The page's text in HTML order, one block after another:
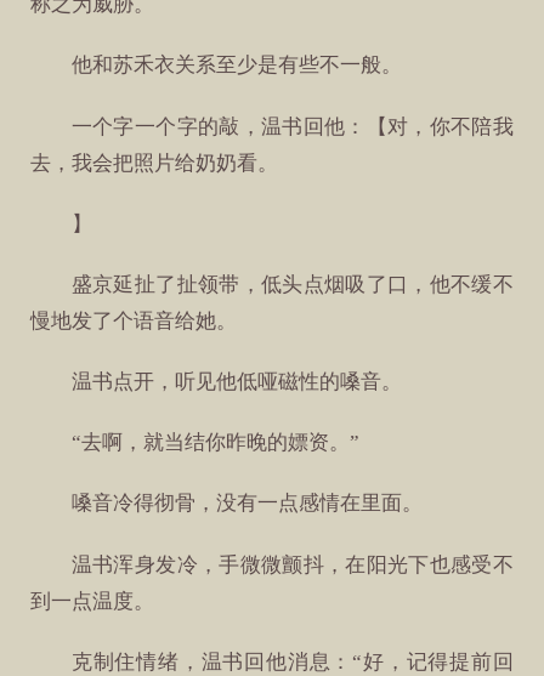
他和苏禾衣关系至少是有些不一般。
一个字一个字的敲，温书回他：【对，你不陪我
去，我会把照片给奶奶看。
】
盛京延扯了扯领带，低头点烟吸了口，他不缓不
慢地发了个语音给她。
温书点开，听见他低哑磁性的嗓音。
“去啊，就当结你昨晚的嫖资。”
嗓音冷得彻骨，没有一点感情在里面。
温书浑身发冷，手微微颤抖，在阳光下也感受不
到一点温度。
克制住情绪，温书回他消息：“好，记得提前回